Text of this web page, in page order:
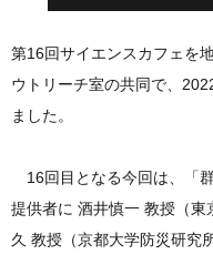
第16回サイエンスカフェを
ウトリーチ室の共同で、
ました。
16回目となる今回は、「
提供者に 酒井慎一 教授（
久 教授（京都大学防災研究